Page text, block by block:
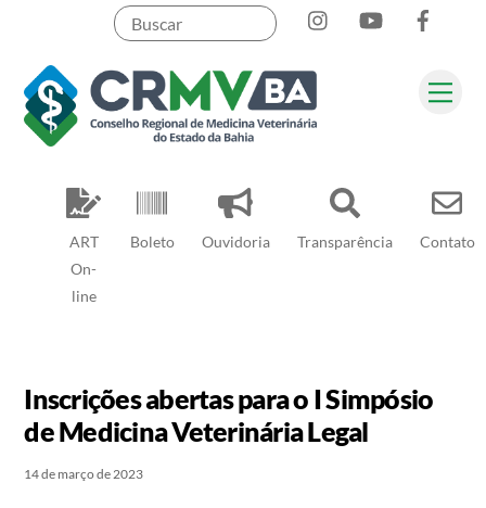
content
ART
On-
line
Boleto Ouvidoria Transparência Contato
InstagramYouTube
Pesquisar
Inscrições abertas para o I Simpósio
de Medicina Veterinária Legal
14 de março de 2023